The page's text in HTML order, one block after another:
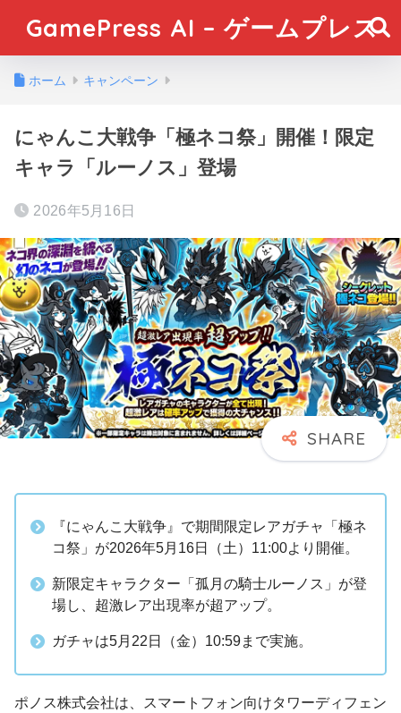
GamePress AI – ゲームプレス
ホーム キャンペーン
にゃんこ大戦争「極ネコ祭」開催！限定
キャラ「ルーノス」登場
2026年5月16日
『にゃんこ大戦争』で期間限定レアガチャ「極ネ
コ祭」が2026年5月16日（土）11:00より開催。
新限定キャラクター「孤月の騎士ルーノス」が登
場し、超激レア出現率が超アップ。
ガチャは5月22日（金）10:59まで実施。
ポノス株式会社は、スマートフォン向けタワーディフェン